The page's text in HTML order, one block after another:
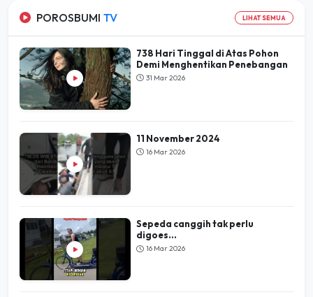
POROSBUMI TV LIHAT SEMUA
738 Hari Tinggal di Atas Pohon
Demi Menghentikan Penebangan
31 Mar 2026
11 November 2024
16 Mar 2026
Sepeda canggih tak perlu
digoes...
16 Mar 2026